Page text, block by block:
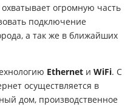
огромную часть
подключение
а так же в ближайших
Ethernet и WiFi. С
осуществляется в
дом, производственное